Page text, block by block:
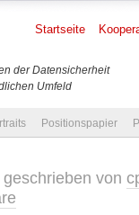
der Datensicherheit
Umfeld
Startseite
Positionspapier
geschrieben von